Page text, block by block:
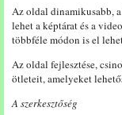
Az oldal dinamikusabb,
lehet a képtárat és a
többféle módon is el
Az oldal fejlesztése,
ötleteit, amelyeket
A szerkesztőség